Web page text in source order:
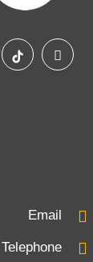
Email
Telephone